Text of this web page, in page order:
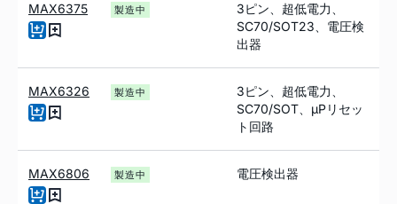
MAX6375 製造中
3ピン、超低電力、
SC70/SOT23、電圧検
出器
MAX6326 製造中
3ピン、超低電力、
SC70/SOT、µPリセッ
ト回路
MAX6806 製造中 電圧検出器